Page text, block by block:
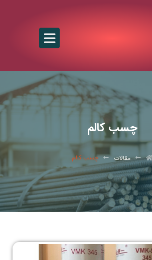
چسب کالم
مقالات چسب کالم